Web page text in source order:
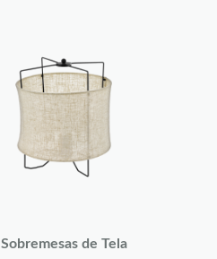
Sobremesas de Tela